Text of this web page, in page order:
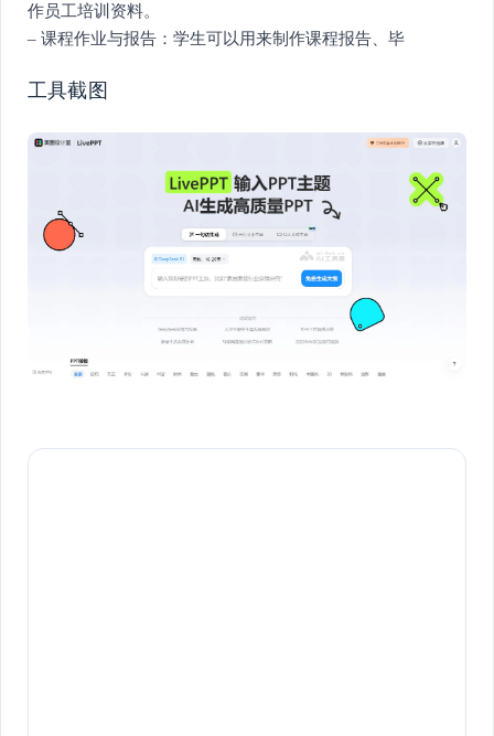
作员工培训资料。
– 课程作业与报告：学生可以用来制作课程报告、毕
工具截图